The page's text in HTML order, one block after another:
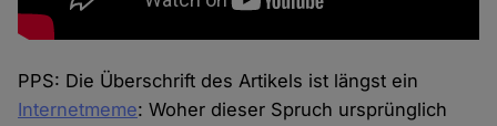
PPS: Die Überschrift des Artikels ist längst ein
Internetmeme: Woher dieser Spruch ursprünglich